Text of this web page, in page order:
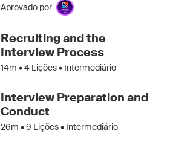
Aprovado por
Recruiting and the
Interview Process
14m •4 Lições • Intermediário
Interview Preparation and
Conduct
26m •9 Lições • Intermediário